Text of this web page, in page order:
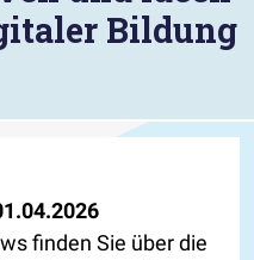
Bildung
finden Sie über die